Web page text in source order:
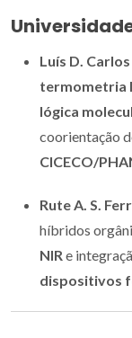
Luís D. Carlos
termometria
lógica
coorientação
CICECO/
Rute A. S.
híbridos
NIR e
dispositivos